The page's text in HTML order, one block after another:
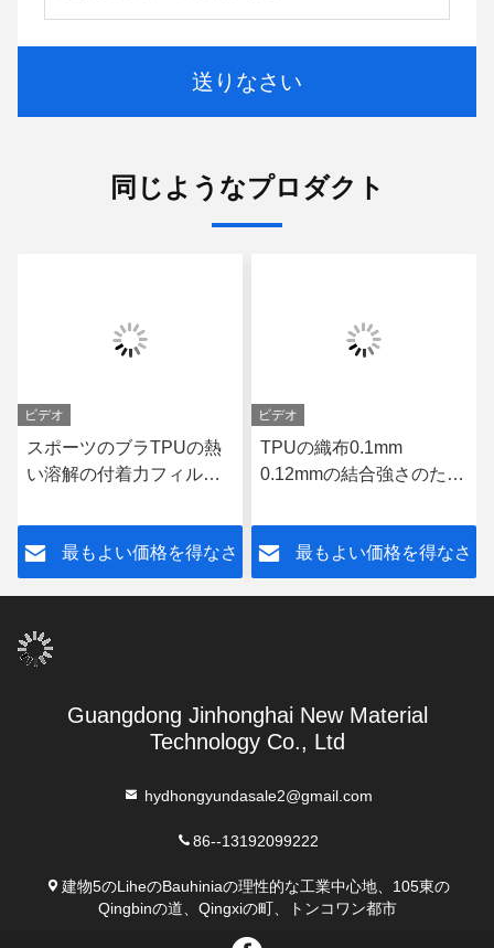
送りなさい
同じようなプロダクト
ビデオ
スポーツのブラTPUの熱
い溶解の付着力フィルム
方した
最もよい価格を得なさ
ビデオ
TPUの織布0.1mm
0.12mmの結合強さのため
ルム
最もよい価格を得なさ
Guangdong Jinhonghai New Material
Technology Co., Ltd
hydhongyundasale2@gmail.com
86--13192099222
建物5のLiheのBauhiniaの理性的な工業中心地、105東の
Qingbinの道、Qingxiの町、トンコワン都市